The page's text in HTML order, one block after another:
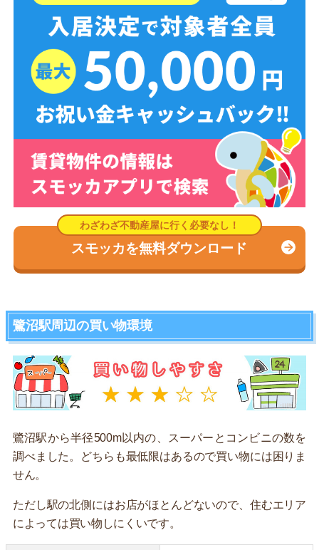
スモッカを無料ダウンロード
鷺沼駅周辺の買い物環境
鷺沼駅から半径500m以内の、スーパーとコンビニの数を
調べました。どちらも最低限はあるので買い物には困りま
せん。
ただし駅の北側にはお店がほとんどないので、住むエリア
によっては買い物しにくいです。